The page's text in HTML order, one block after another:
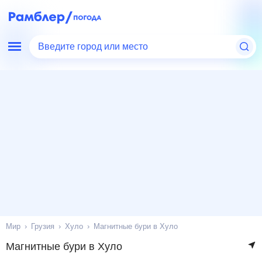
Введите город или место
Мир Грузия Хуло Магнитные бури в Хуло
Магнитные бури в Хуло